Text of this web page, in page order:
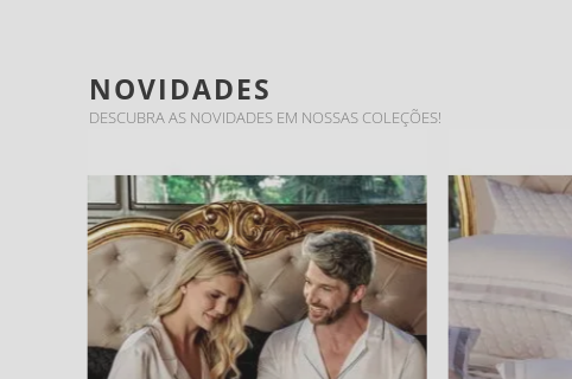
NOVIDADES
DESCUBRA AS NOVIDADES EM NOSSAS COLEÇÕES!